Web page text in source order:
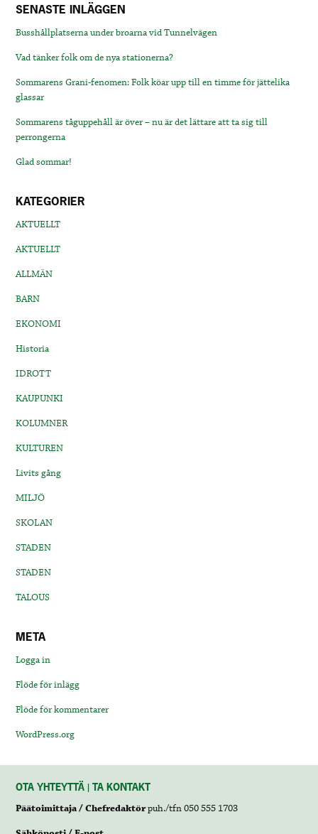
SENASTE INLÄGGEN
Busshållplatserna under broarna vid Tunnelvägen
Vad tänker folk om de nya stationerna?
Sommarens Grani-fenomen: Folk köar upp till en timme för jättelika
glassar
Sommarens tåguppehåll är över – nu är det lättare att ta sig till
perrongerna
Glad sommar!
KATEGORIER
AKTUELLT
AKTUELLT
ALLMÄN
BARN
EKONOMI
Historia
IDROTT
KAUPUNKI
KOLUMNER
KULTUREN
Livits gång
MILJÖ
SKOLAN
STADEN
STADEN
TALOUS
META
Logga in
Flöde för inlägg
Flöde för kommentarer
WordPress.org
OTA YHTEYTTÄ | TA KONTAKT
Päätoimittaja / Chefredaktörpuh./tfn 050 555 1703